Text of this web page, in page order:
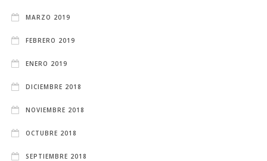
MARZO 2019
FEBRERO 2019
ENERO 2019
DICIEMBRE 2018
NOVIEMBRE 2018
OCTUBRE 2018
SEPTIEMBRE 2018